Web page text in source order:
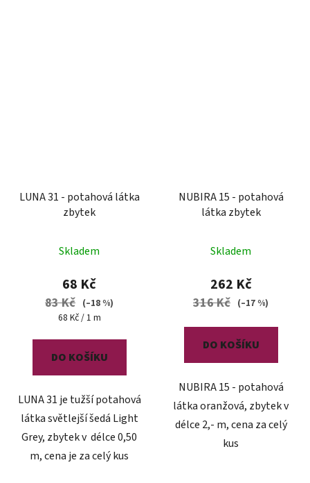
LUNA 31 - potahová látka
zbytek
Skladem
68 Kč
83 Kč (–18 %)
Měrná
68 Kč / 1 m
DO KOŠÍKU
LUNA 31 je tužší potahová
látka světlejší šedá Light
Grey, zbytek v délce 0,50
m, cena je za celý kus
NUBIRA 15 - potahová
látka zbytek
Skladem
262 Kč
316 Kč (–17 %)
DO KOŠÍKU
NUBIRA 15 - potahová
látka oranžová, zbytek v
délce 2,- m, cena za celý
kus